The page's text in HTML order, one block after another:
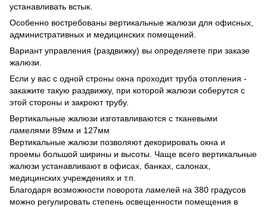
устанавливать встык.
Особенно востребованы вертикальные жалюзи для офисных,
административных и медицинских помещений.
Вариант управления (раздвижку) вы определяете при заказе
жалюзи.
Если у вас с одной строны окна проходит труба отопления -
закажите такую раздвижку, при которой жалюзи соберутся с
этой стороны и закроют трубу.
Вертикальные жалюзи изготавливаются с тканевыми
ламелями 89мм и 127мм
Вертикальные жалюзи позволяют декорировать окна и
проемы большой ширины и высоты. Чаще всего вертикальные
жалюзи устанавливают в офисах, банках, салонах,
медицинских учреждениях и т.п.
Благодаря возможности поворота ламелей на 380 градусов
можно регулировать степень освещенности помещения в